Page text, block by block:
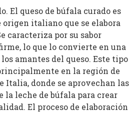
El queso de búfala curado es
italiano que se elabora
caracteriza por su sabor
lo que lo convierte en una
amantes del queso. Este tipo
en la región de
Italia, donde se aprovechan las
la leche de búfala para crear
El proceso de elaboración